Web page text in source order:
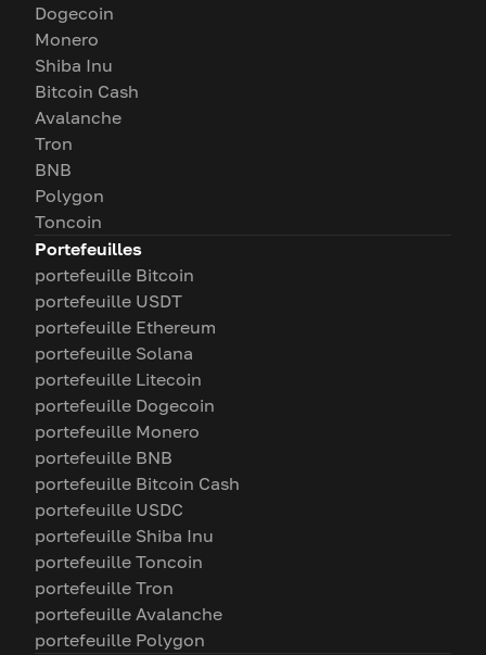
Dogecoin
Monero
Shiba Inu
Bitcoin Cash
Avalanche
Tron
BNB
Polygon
Toncoin
Portefeuilles
portefeuille Bitcoin
portefeuille USDT
portefeuille Ethereum
portefeuille Solana
portefeuille Litecoin
portefeuille Dogecoin
portefeuille Monero
portefeuille BNB
portefeuille Bitcoin Cash
portefeuille USDC
portefeuille Shiba Inu
portefeuille Toncoin
portefeuille Tron
portefeuille Avalanche
portefeuille Polygon